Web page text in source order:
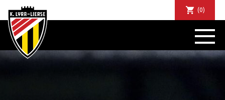
(0)
NIEUWS
DE CLUB
SPORTIEF